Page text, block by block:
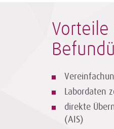
Labordaten
direkte
(AIS)